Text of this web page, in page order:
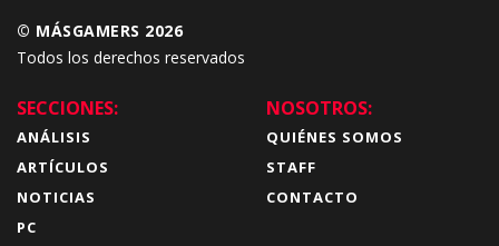
© MÁSGAMERS 2026
Todos los derechos reservados
SECCIONES:
ANÁLISIS
ARTÍCULOS
NOTICIAS
PC
NOSOTROS:
QUIÉNES SOMOS
STAFF
CONTACTO